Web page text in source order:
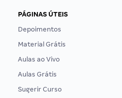
PÁGINAS ÚTEIS
Depoimentos
Material Grátis
Aulas ao Vivo
Aulas Grátis
Sugerir Curso